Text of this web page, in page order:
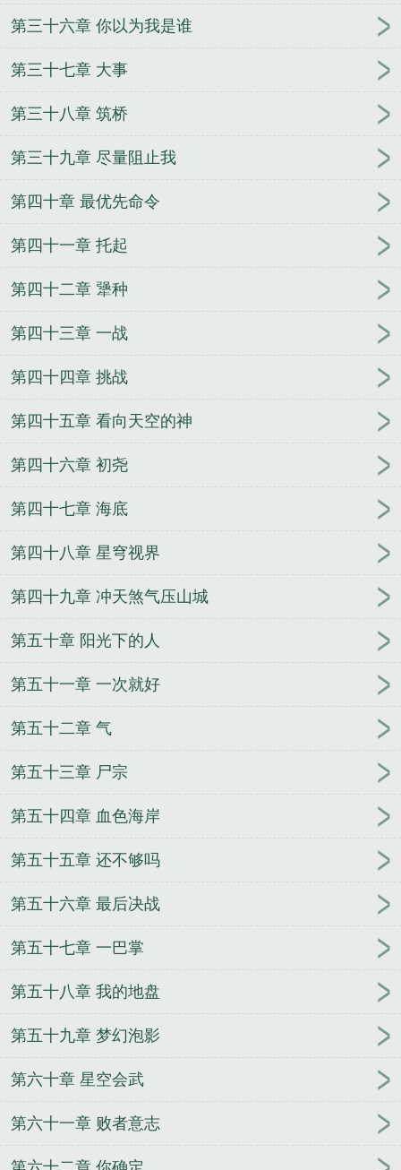
第三十六章 你以为我是谁
第三十七章 大事
第三十八章 筑桥
第三十九章 尽量阻止我
第四十章 最优先命令
第四十一章 托起
第四十二章 犟种
第四十三章 一战
第四十四章 挑战
第四十五章 看向天空的神
第四十六章 初尧
第四十七章 海底
第四十八章 星穹视界
第四十九章 冲天煞气压山城
第五十章 阳光下的人
第五十一章 一次就好
第五十二章 气
第五十三章 尸宗
第五十四章 血色海岸
第五十五章 还不够吗
第五十六章 最后决战
第五十七章 一巴掌
第五十八章 我的地盘
第五十九章 梦幻泡影
第六十章 星空会武
第六十一章 败者意志